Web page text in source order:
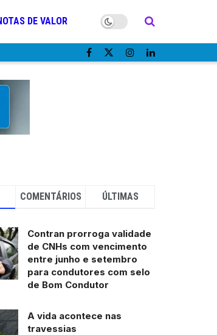
DE VALOR
COMENTÁRIOS ÚLTIMAS
Contran prorroga validade
de CNHs com vencimento
entre junho e setembro
para condutores com selo
de Bom Condutor
A vida acontece nas
travessias